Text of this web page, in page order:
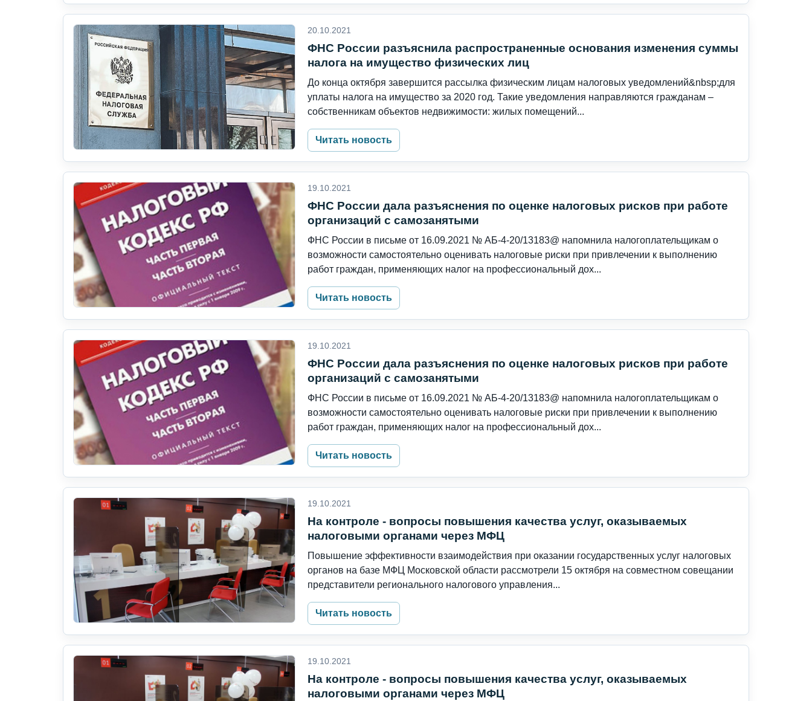
20.10.2021
ФНС России разъяснила распространенные основания изменения суммы
налога на имущество физических лиц
До конца октября завершится рассылка физическим лицам налоговых уведомлений&nbsp;для
уплаты налога на имущество за 2020 год. Такие уведомления направляются гражданам –
собственникам объектов недвижимости: жилых помещений...
Читать новость
19.10.2021
ФНС России дала разъяснения по оценке налоговых рисков при работе
организаций с самозанятыми
ФНС России в письме от 16.09.2021 № АБ-4-20/13183@ напомнила налогоплательщикам о
возможности самостоятельно оценивать налоговые риски при привлечении к выполнению
работ граждан, применяющих налог на профессиональный дох...
Читать новость
19.10.2021
ФНС России дала разъяснения по оценке налоговых рисков при работе
организаций с самозанятыми
ФНС России в письме от 16.09.2021 № АБ-4-20/13183@ напомнила налогоплательщикам о
возможности самостоятельно оценивать налоговые риски при привлечении к выполнению
работ граждан, применяющих налог на профессиональный дох...
Читать новость
19.10.2021
На контроле - вопросы повышения качества услуг, оказываемых
налоговыми органами через МФЦ
Повышение эффективности взаимодействия при оказании государственных услуг налоговых
органов на базе МФЦ Московской области рассмотрели 15 октября на совместном совещании
представители регионального налогового управления...
Читать новость
19.10.2021
На контроле - вопросы повышения качества услуг, оказываемых
налоговыми органами через МФЦ